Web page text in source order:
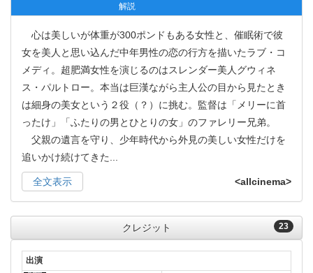
解説
心は美しいが体重が300ポンドもある女性と、催眠術で彼
女を美人と思い込んだ中年男性の恋の行方を描いたラブ・コ
メディ。超肥満女性を演じるのはスレンダー美人グウィネ
ス・パルトロー。本当は巨漢ながら主人公の目から見たとき
は細身の美女という２役（？）に挑む。監督は「メリーに首
ったけ」「ふたりの男とひとりの女」のファレリー兄弟。
父親の遺言を守り、少年時代から外見の美しい女性だけを
追いかけ続けてきた
全文表示 <allcinema>
23
クレジット
出演